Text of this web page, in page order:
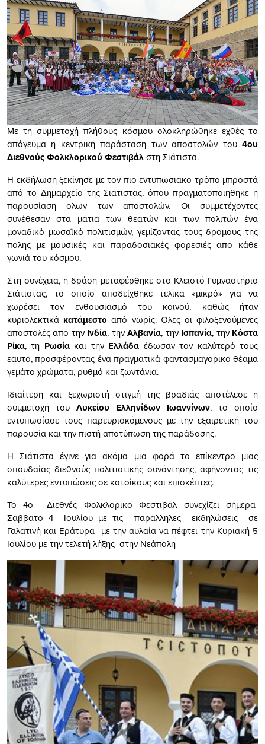
Με τη συμμετοχή πλήθους κόσμου ολοκληρώθηκε εχθές το
απόγευμα η κεντρική παράσταση των αποστολών του 4ου
Διεθνούς Φολκλορικού Φεστιβάλστη Σιάτιστα.
Η εκδήλωση ξεκίνησε με τον πιο εντυπωσιακό τρόπο μπροστά
από το Δημαρχείο της Σιάτιστας, όπου πραγματοποιήθηκε η
παρουσίαση όλων των αποστολών. Οι συμμετέχοντες
συνέθεσαν στα μάτια των θεατών και των πολιτών ένα
μοναδικό μωσαϊκό πολιτισμών, γεμίζοντας τους δρόμους της
πόλης με μουσικές και παραδοσιακές φορεσιές από κάθε
γωνιά του κόσμου.
Στη συνέχεια, η δράση μεταφέρθηκε στο Κλειστό Γυμναστήριο
Σιάτιστας, το οποίο αποδείχθηκε τελικά «μικρό» για να
χωρέσει τον ενθουσιασμό του κοινού, καθώς ήταν
κυριολεκτικά κατάμεστο από νωρίς. Όλες οι φιλοξενούμενες
αποστολές από την Ινδία, τηνΑλβανία, την Ισπανία, την Κόστα
Ρίκα, τη Ρωσίακαι την Ελλάδα έδωσαν τον καλύτερό τους
εαυτό, προσφέροντας ένα πραγματικά φαντασμαγορικό θέαμα
γεμάτο χρώματα, ρυθμό και ζωντάνια.
Ιδιαίτερη και ξεχωριστή στιγμή της βραδιάς αποτέλεσε η
συμμετοχή του Λυκείου Ελληνίδων Ιωαννίνων, το οποίο
εντυπωσίασε τους παρευρισκόμενους με την εξαιρετική του
παρουσία και την πιστή αποτύπωση της παράδοσης.
Η Σιάτιστα έγινε για ακόμα μια φορά το επίκεντρο μιας
σπουδαίας διεθνούς πολιτιστικής συνάντησης, αφήνοντας τις
καλύτερες εντυπώσεις σε κατοίκους και επισκέπτες.
Το 4ο Διεθνές Φολκλορικό Φεστιβάλ συνεχίζει σήμερα
Σάββατο 4 Ιουλίου με τις παράλληλες εκδηλώσεις σε
Γαλατινή και Εράτυρα με την αυλαία να πέφτει την Κυριακή 5
Ιουλίου με την τελετή λήξης στην Νεάπολη